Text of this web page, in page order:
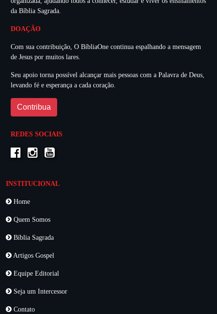
da Bíblia Sagrada.
DOAÇÃO
Com sua contribuição, O BíbliaOne continua espalhando a mensagem
de Jesus por muitos lares.
Seu apoio torna possível alcançar mais pessoas com a Palavra de Deus,
levando fé e esperança a cada coração.
Contribua
REDES SOCIAIS
INSTITUCIONAL
Home
Quem Somos
Bíblia Sagrada
Artigos Gospel
Equipe Editorial
Seja um Intercessor
Contato